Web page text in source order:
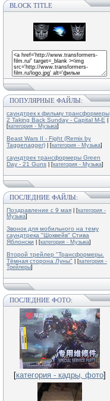
BLOCK TITLE
ПОПУЛЯРНЫЕ ФАЙЛЫ:
саундтрек к фильму трансформеры
2 Taking Back Sunday - Capital M-E
[категория - Музыка]
Beast Wars II - Fight (Remix by
Taggenagger)
| [категория - Музыка]
саундтрек трансформеры Green
Day - 21 Guns
| [категория - Музыка]
ПОСЛЕДНИЕ ФАЙЛЫ:
Поздравление с 9 мая | [категория -
Музыка]
Звонок для мобильного на тему
саундтрека "Шоквейв" Стива
Яблонски
| [категория - Музыка]
Второй трейлер "Трансформеры.
Тёмная сторона Луны"
| [категория -
Трейлеры]
ПОСЛЕДНИЕ ФОТО:
[категория - кадры, фото]